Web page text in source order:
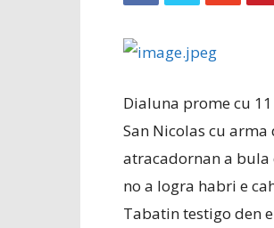
Dialuna prome cu
San Nicolas cu arma
atracadornan a bula
no a logra habri e
Tabatin testigo den